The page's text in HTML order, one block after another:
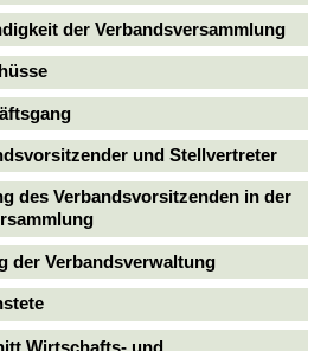
der Verbandsversammlung
und Stellvertreter
des Verbandsvorsitzenden in der
der Verbandsverwaltung